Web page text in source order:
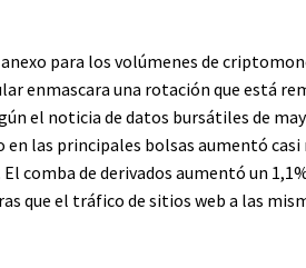
para los volúmenes de
enmascara una rotación que está
el noticia de datos bursátiles de
las principales bolsas aumentó casi
comba de derivados aumentó un
que el tráfico de sitios web a las